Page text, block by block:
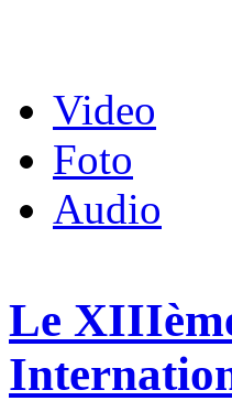
Video
Foto
Audio
Le